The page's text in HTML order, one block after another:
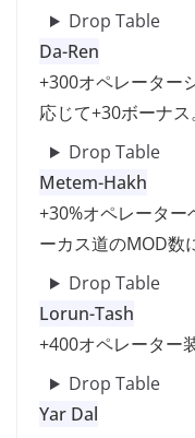
Drop Table
Da-Ren
+300オペレーター
応じて+30ボーナス。
Drop Table
Metem-Hakh
+30%オペレーター
ーカス道のMOD数
Drop Table
Lorun-Tash
+400オペレーター
Drop Table
Yar Dal